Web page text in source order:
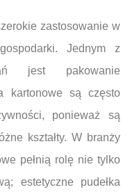
zastosowanie w
Jednym z
jest pakowanie
kartonowe są często
ponieważ są
kształty. W branży
pełnią rolę nie tylko
estetyczne pudełka